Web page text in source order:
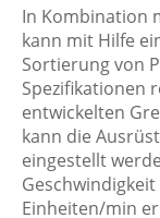
In Kombination
kann mit Hilfe
Sortierung von
Spezifikationen
entwickelten
kann die
eingestellt
Einheiten/min